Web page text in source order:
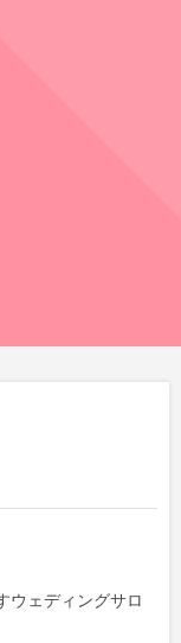
ウェディングサロ